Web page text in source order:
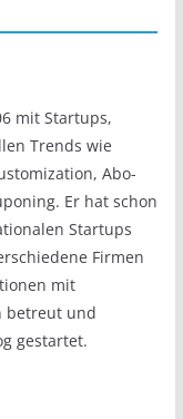
mit Startups,
Trends wie
Abo-
Er hat schon
Startups
Firmen
mit
betreut und
gestartet.